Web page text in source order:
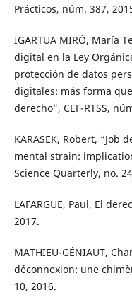
Prácticos, núm. 387,
IGARTUA MIRÓ, María
digital en la Ley
protección de datos
digitales: más forma
derecho”, CEF-RTSS,
KARASEK, Robert,
mental strain:
Science Quarterly, no.
LAFARGUE, Paul, El
2017.
MATHIEU-GÉNIAUT,
déconnexion: une
10, 2016.